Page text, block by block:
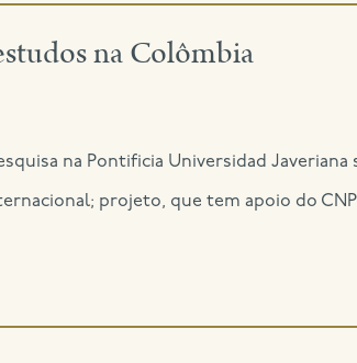
na Colômbia
na Pontificia Universidad Javeriana
projeto, que tem apoio do